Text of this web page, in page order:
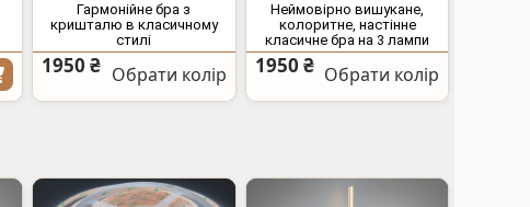
Гармонійне бра з
кришталю в класичному
стилі
1950 ₴ Обрати колір
Неймовірно вишукане,
колоритне, настінне
класичне бра на 3 лампи
1950 ₴ Обрати колір